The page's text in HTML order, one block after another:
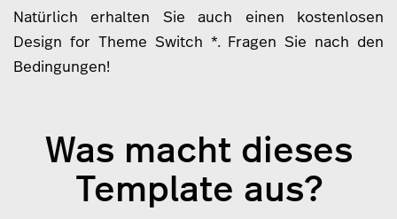
Natürlich erhalten Sie auch einen kostenlosen
Design for Theme Switch *. Fragen Sie nach den
Bedingungen!
Was macht dieses
Template aus?